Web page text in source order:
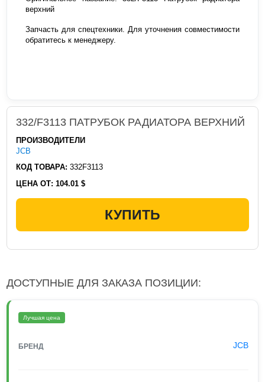
верхний
Запчасть для спецтехники. Для уточнения совместимости
обратитесь к менеджеру.
332/F3113 ПАТРУБОК РАДИАТОРА ВЕРХНИЙ
ПРОИЗВОДИТЕЛИ
JCB
КОД ТОВАРА: 332F3113
ЦЕНА ОТ: 104.01 $
КУПИТЬ
ДОСТУПНЫЕ ДЛЯ ЗАКАЗА ПОЗИЦИИ:
Лучшая цена
БРЕНД JCB